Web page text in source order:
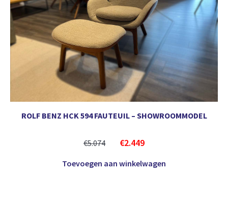
ROLF BENZ HCK 594 FAUTEUIL – SHOWROOMMODEL
€5.074 €2.449
Toevoegen aan winkelwagen